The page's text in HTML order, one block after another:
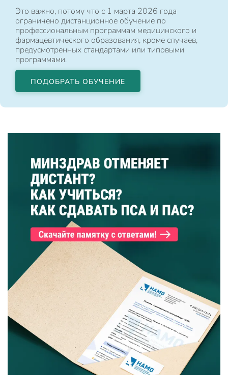
Это важно, потому что с 1 марта 2026 года
ограничено дистанционное обучение по
профессиональным программам медицинского и
фармацевтического образования, кроме случаев,
предусмотренных стандартами или типовыми
программами.
ПОДОБРАТЬ ОБУЧЕНИЕ